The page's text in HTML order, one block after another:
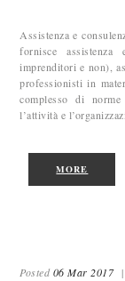
Assistenza e
fornisce
imprenditori e non),
professionisti in
complesso di
l’attività e
MORE
Posted06 Mar 2017 |